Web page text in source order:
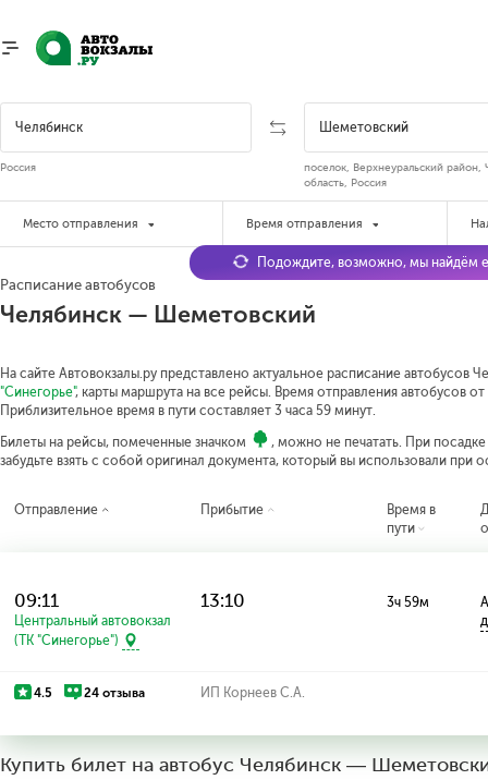
Россия
поселок, Верхнеуральский район,
область, Россия
Место отправления Время отправления
Расписание автобусов
Челябинск — Шеметовский
На сайте Автовокзалы.ру представлено актуальное расписание
"Синегорье", карты маршрута на все рейсы. Время отправления автобусов от
Приблизительное время в пути составляет 3 часа 59 минут.
Билеты на рейсы, помеченные значком
, можно не печатать. При
забудьте взять с собой оригинал документа, который вы использовали при
Подождите, возможно, мы найдём
Отправление Прибытие
Время в
пути
09:11
Центральный автовокзал
(ТК "Синегорье")
13:10 3ч 59м
4.5 24 отзыва ИП Корнеев С.А.
Купить билет на автобус Челябинск —